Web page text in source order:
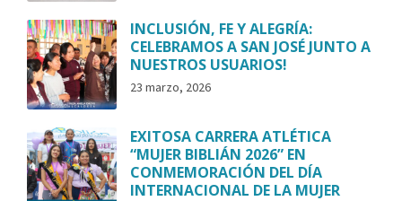
INCLUSIÓN, FE Y ALEGRÍA:
CELEBRAMOS A SAN JOSÉ JUNTO A
NUESTROS USUARIOS!
23 marzo, 2026
EXITOSA CARRERA ATLÉTICA
“MUJER BIBLIÁN 2026” EN
CONMEMORACIÓN DEL DÍA
INTERNACIONAL DE LA MUJER